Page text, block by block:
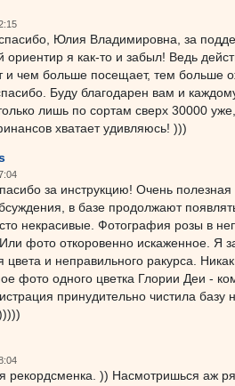
Юлия Владимировна, за
ориентир я как-то и забыл! Ведь
и чем больше посещает, тем больше
Буду благодарен вам и
лишь по сортам сверх 30000
хватает удивляюсь! )))
за инструкцию! Очень
в базе продолжают
некрасивые. Фотография розы в
фото откоровенно искаженное. Я
цвета и неправильного ракурса.
фото одного цветка Глории Деи -
принудительно чистила
рекордсменка. )) Насмотришься аж